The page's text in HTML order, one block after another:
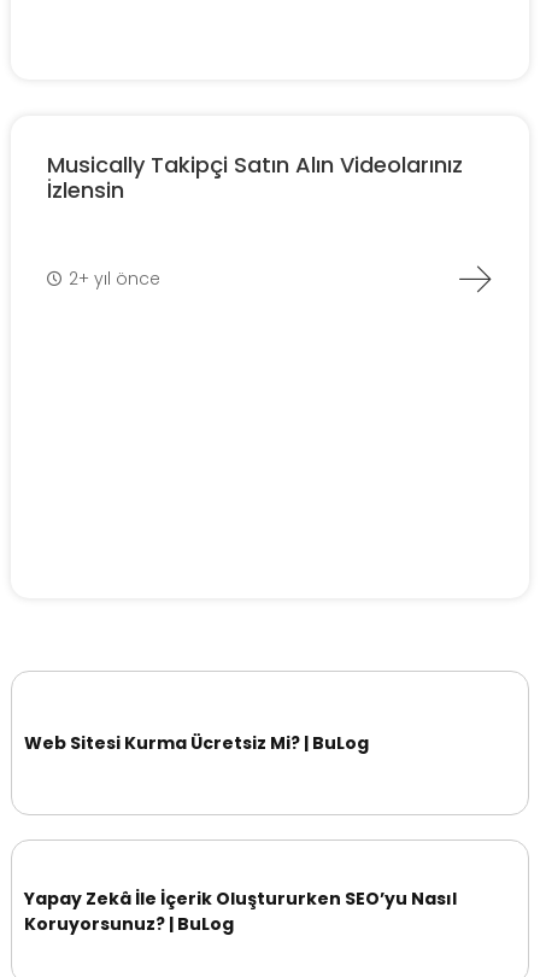
Musically Takipçi Satın Alın Videolarınız
İzlensin
2+ yıl önce
Web Sitesi Kurma Ücretsiz Mi? | BuLog
Yapay Zekâ İle İçerik Oluştururken SEO’yu Nasıl
Koruyorsunuz? | BuLog